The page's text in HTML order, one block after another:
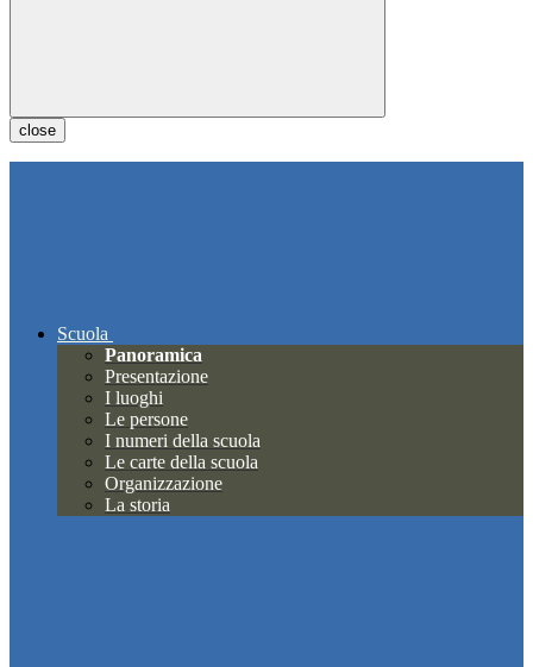
close
Scuola
Panoramica
Presentazione
I luoghi
Le persone
I numeri della scuola
Le carte della scuola
Organizzazione
La storia